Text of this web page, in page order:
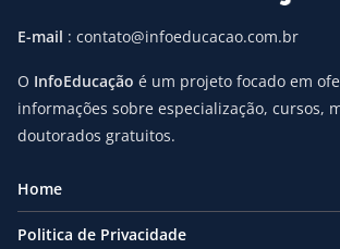
E-mail : contato@infoeducacao.com.br
O InfoEducação é um projeto focado em
informações sobre especialização, cursos,
doutorados gratuitos.
Home
Politica de Privacidade